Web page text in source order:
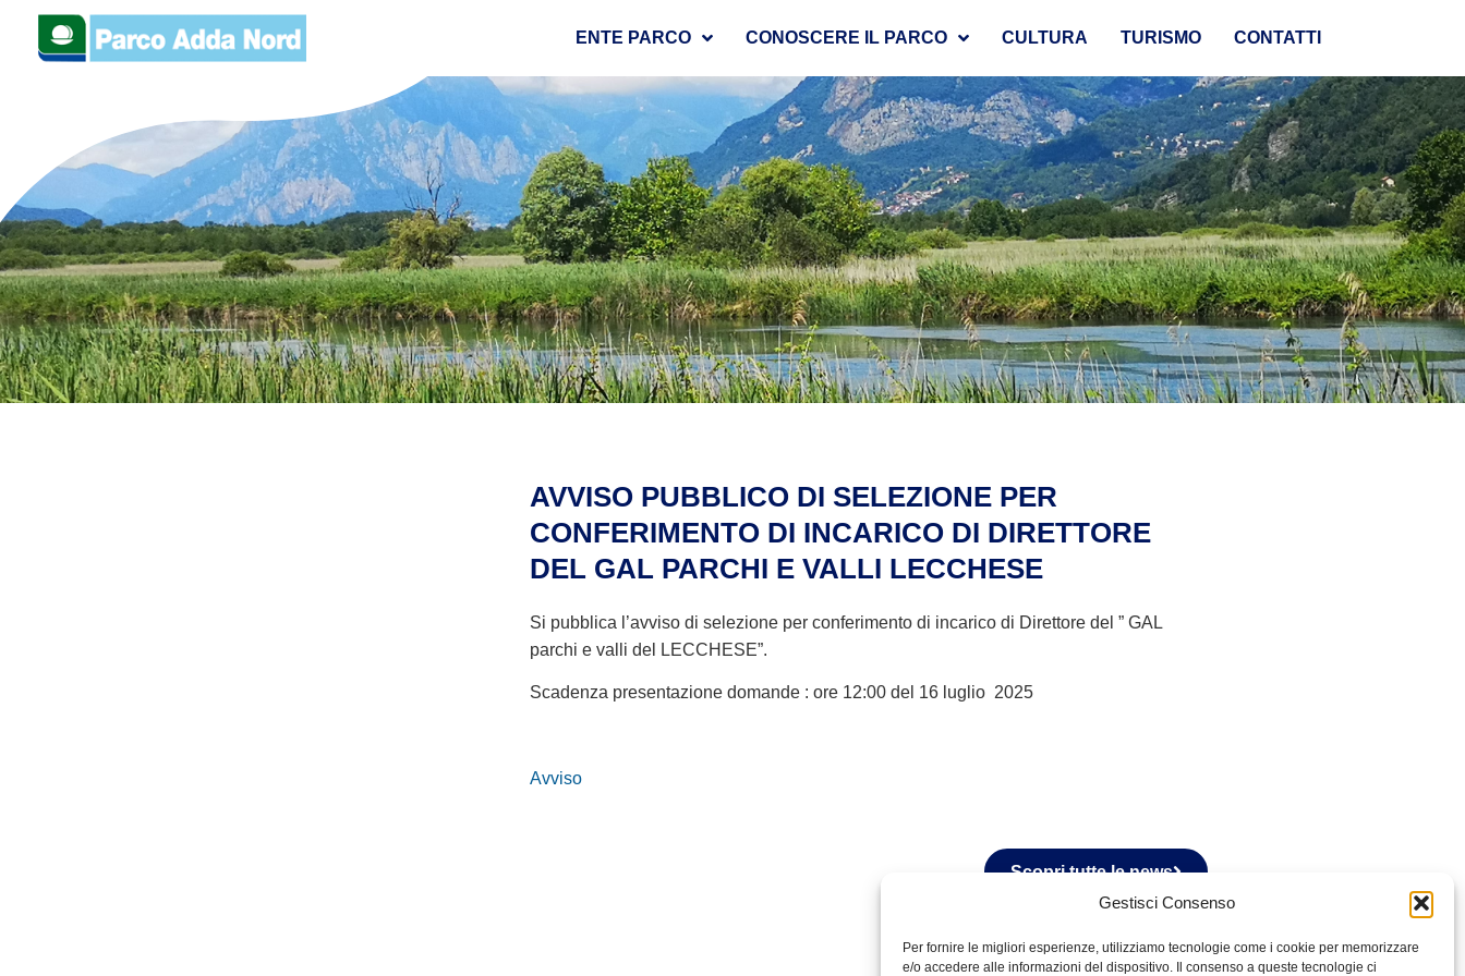
Gestisci Consenso
Per fornire le migliori esperienze, utilizziamo tecnologie come i cookie per memorizzare
e/o accedere alle informazioni del dispositivo. Il consenso a queste tecnologie ci
ENTE PARCO CONOSCERE IL PARCO CULTURA TURISMO CONTATTI
AVVISO PUBBLICO DI SELEZIONE PER
CONFERIMENTO DI INCARICO DI DIRETTORE
DEL GAL PARCHI E VALLI LECCHESE
Si pubblica l’avviso di selezione per conferimento di incarico di Direttore del ” GAL
parchi e valli del LECCHESE”.
Scadenza presentazione domande : ore 12:00 del 16 luglio 2025
Avviso
Scopri tutte le news